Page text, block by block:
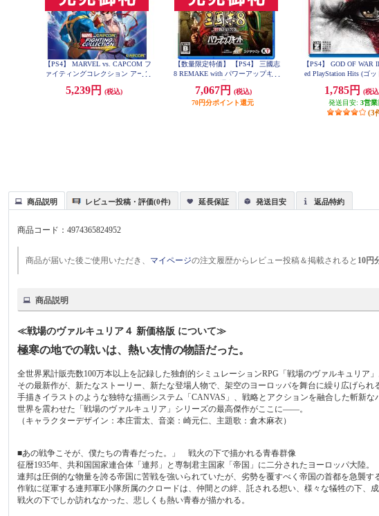
【PS4】 MARVEL vs. CAPCOM フ
ァイティングコレクション アーケ
5,239円 (税込)
【数量限定特価】 【PS4】 三國志
8 REMAKE with パワーアップキッ
7,067円
(税込)
70円分ポイント還元
【PS4】 GOD OF WAR
ed PlayStation Hits (ゴ
1,785円
(税
発送目安: 3営業
(3
商品説明 レビュー投稿・評価(0件) 延長保証 発送目安 返品特約
商品コード：4974365824952
商品が届いた後ご使用いただき、 マイページの注文履歴からレビュー投稿＆掲載されると 10円
商品説明
≪戦場のヴァルキュリア４ 新価格版 について≫
極寒の地での戦いは、熱い友情の物語だった。
全世界累計販売数100万本以上を記録した独創的シミュレーションRPG「戦場のヴァルキュリア」
その最新作が、新たなストーリー、新たな登場人物で、架空のヨーロッパを舞台に繰り広げられ
手描きイラストのような独特な描画システム「CANVAS」、戦略とアクションを融合した斬新な
世界を震わせた「戦場のヴァルキュリア」シリーズの最高傑作がここに――。
（キャラクターデザイン：本庄雷太、音楽：崎元仁、主題歌：倉木麻衣）
■あの戦争こそが、僕たちの青春だった。」 戦火の下で描かれる青春群像
征暦1935年、共和国国家連合体「連邦」と専制君主国家「帝国」に二分されたヨーロッパ大陸。
連邦は圧倒的な物量を誇る帝国に苦戦を強いられていたが、劣勢を覆すべく帝国の首都を急襲す
作戦に従軍する連邦軍E小隊所属のクロードは、仲間との絆、託される想い、様々な犠牲の下、
戦火の下でしか訪れなかった、悲しくも熱い青春が描かれる。